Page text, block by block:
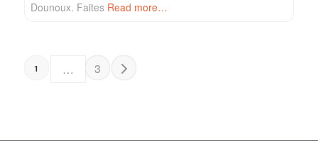
Dounoux. Faites Read more…
POSTS NAVIGATION
1 … 3